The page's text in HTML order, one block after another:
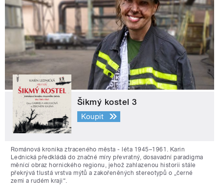
Šikmý kostel 3
Koupit
Románová kronika ztraceného města - léta 1945–1961. Karin
Lednická předkládá do značné míry převratný, dosavadní paradigma
měnící obraz hornického regionu, jehož zahlazenou historii stále
překrývá tlustá vrstva mýtů a zakořeněných stereotypů o „černé
zemi a rudém kraji“.